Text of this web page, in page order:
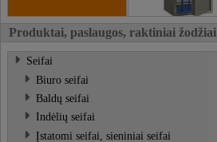
Produktai, paslaugos, raktiniai žodžiai
Seifai
Biuro seifai
Baldų seifai
Indėlių seifai
Įstatomi seifai, sieniniai seifai